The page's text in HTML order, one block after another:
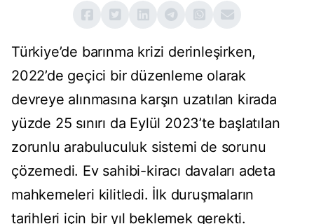
Türkiye’de barınma krizi derinleşirken,
2022’de geçici bir düzenleme olarak
devreye alınmasına karşın uzatılan kirada
yüzde 25 sınırı da Eylül 2023’te başlatılan
zorunlu arabuluculuk sistemi de sorunu
çözemedi. Ev sahibi-kiracı davaları adeta
mahkemeleri kilitledi. İlk duruşmaların
tarihleri için bir yıl beklemek gerekti.